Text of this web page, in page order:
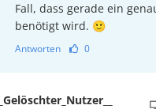
Fall, dass gerade ein
benötigt wird. 🙂
Antworten 0
__Gelöschter_Nutzer__